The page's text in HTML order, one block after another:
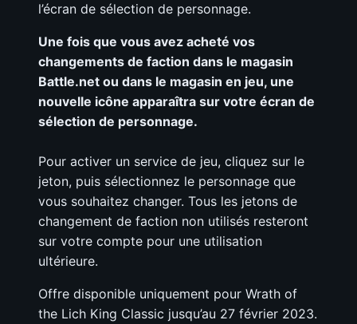
l’écran de sélection de personnage.
Une fois que vous avez acheté vos
changements de faction dans le magasin
Battle.net ou dans le magasin en jeu, une
nouvelle icône apparaîtra sur votre écran de
sélection de personnage.
Pour activer un service de jeu, cliquez sur le
jeton, puis sélectionnez le personnage que
vous souhaitez changer. Tous les jetons de
changement de faction non utilisés resteront
sur votre compte pour une utilisation
ultérieure.
Offre disponible uniquement pour Wrath of
the Lich King Classic jusqu’au 27 février 2023.